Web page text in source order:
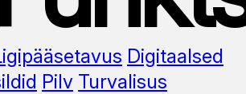
Digitaalsed
Pilv Turvalisus